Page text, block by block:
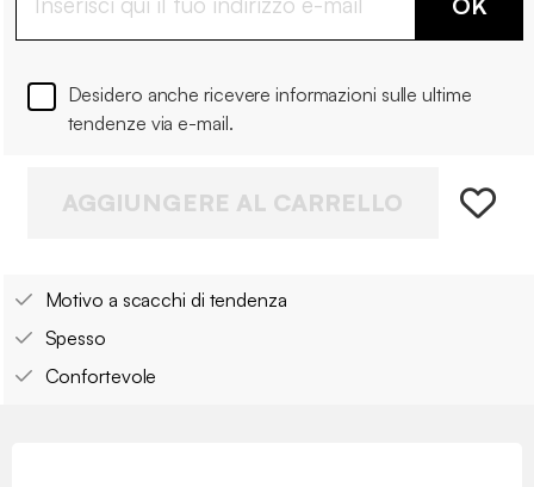
Desidero anche ricevere informazioni sulle ultime
tendenze via e-mail.
AGGIUNGERE AL CARRELLO
Motivo a scacchi di tendenza
Spesso
Confortevole